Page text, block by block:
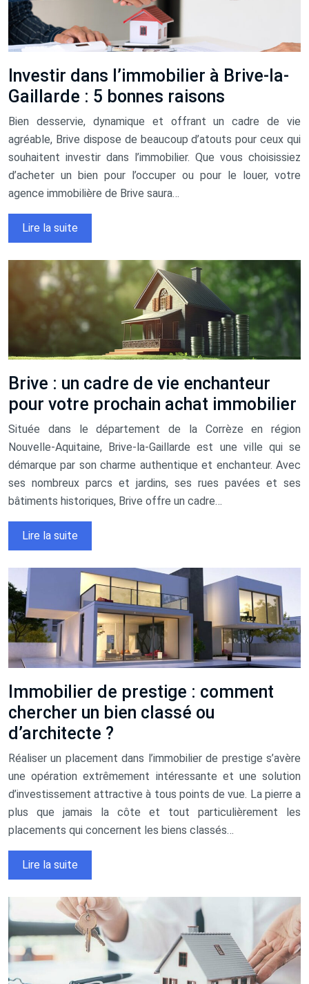
Investir dans l’immobilier à Brive-la-
Gaillarde : 5 bonnes raisons
Bien desservie, dynamique et offrant un cadre de vie
agréable, Brive dispose de beaucoup d’atouts pour ceux qui
souhaitent investir dans l’immobilier. Que vous choisissiez
d’acheter un bien pour l’occuper ou pour le louer, votre
agence immobilière de Brive saura…
Lire la suite
Brive : un cadre de vie enchanteur
pour votre prochain achat immobilier
Située dans le département de la Corrèze en région
Nouvelle-Aquitaine, Brive-la-Gaillarde est une ville qui se
démarque par son charme authentique et enchanteur. Avec
ses nombreux parcs et jardins, ses rues pavées et ses
bâtiments historiques, Brive offre un cadre…
Lire la suite
Immobilier de prestige : comment
chercher un bien classé ou
d’architecte ?
Réaliser un placement dans l’immobilier de prestige s’avère
une opération extrêmement intéressante et une solution
d’investissement attractive à tous points de vue. La pierre a
plus que jamais la côte et tout particulièrement les
placements qui concernent les biens classés…
Lire la suite